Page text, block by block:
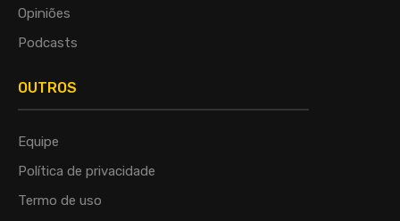
Opiniões
Podcasts
OUTROS
Equipe
Política de privacidade
Termo de uso